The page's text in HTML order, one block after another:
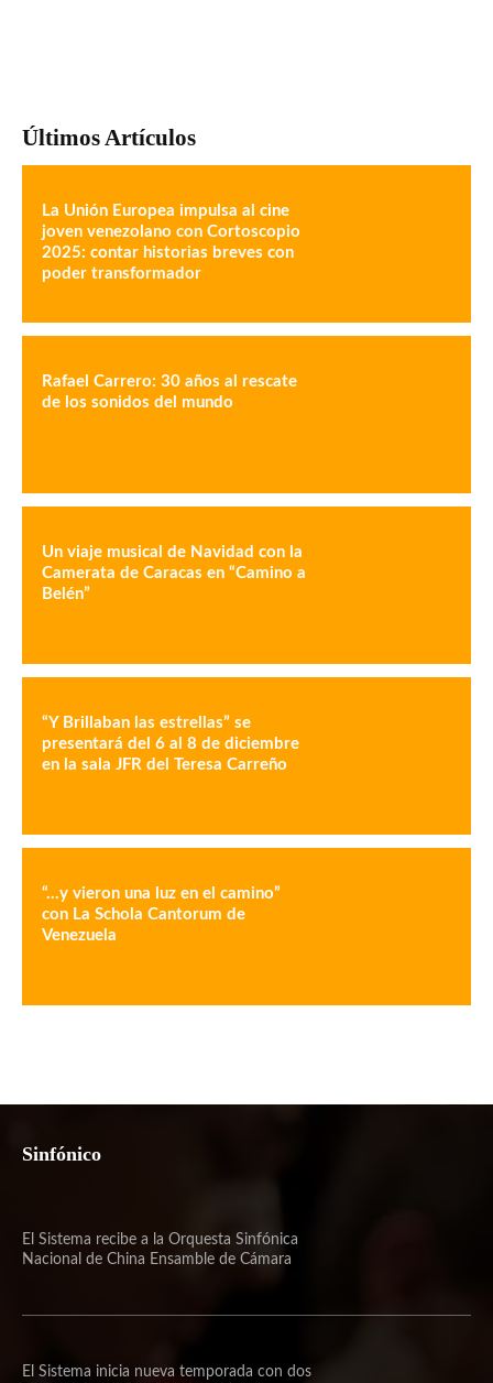
Últimos Artículos
La Unión Europea impulsa al cine
joven venezolano con Cortoscopio
2025: contar historias breves con
poder transformador
Rafael Carrero: 30 años al rescate
de los sonidos del mundo
Un viaje musical de Navidad con la
Camerata de Caracas en “Camino a
Belén”
“Y Brillaban las estrellas” se
presentará del 6 al 8 de diciembre
en la sala JFR del Teresa Carreño
“…y vieron una luz en el camino”
con La Schola Cantorum de
Venezuela
Sinfónico
El Sistema recibe a la Orquesta Sinfónica
Nacional de China Ensamble de Cámara
El Sistema inicia nueva temporada con dos